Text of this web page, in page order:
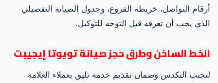
أرقام التواصل، خريطة الفروع، وجدول الصيانة التفصيلي
الذي يجب أن تعرفه قبل التوجه للتوكيل.
الخط الساخن وطرق حجز صيانة تويوتا إيجيبت
لتجنب التكدس وضمان تقديم خدمة تليق بعملاء العلامة